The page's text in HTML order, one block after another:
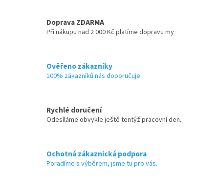
d
p
r
v
ý
s
u
Doprava ZDARMA
Při nákupu nad 2 000 Kč platíme dopravu my
Ověřeno zákazníky
100% zákazníků nás doporučuje
Rychlé doručení
Odesíláme obvykle ještě tentýž pracovní den.
Ochotná zákaznická podpora
Poradíme s výběrem, jsme tu pro vás.